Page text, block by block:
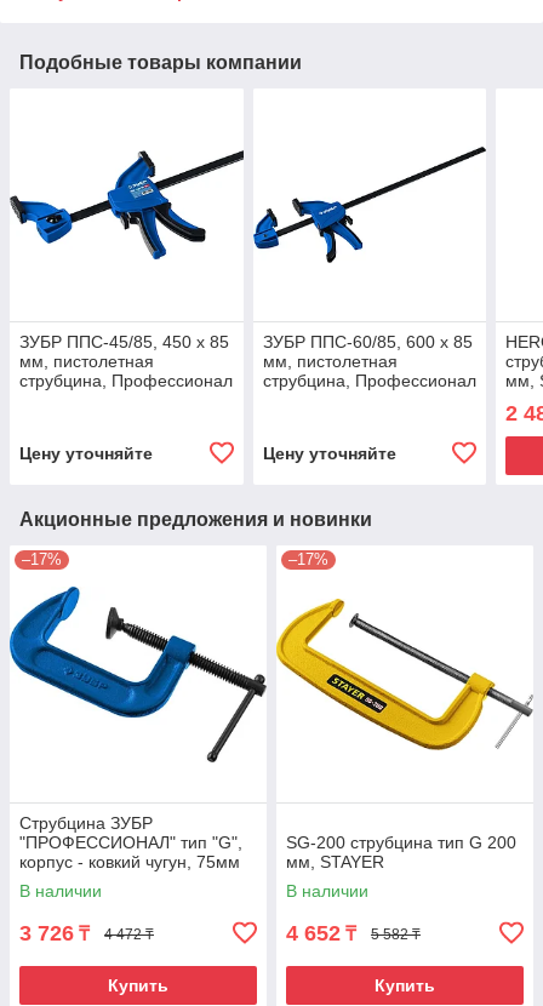
Подобные товары компании
ЗУБР ППС-45/85, 450 х 85
мм, пистолетная
струбцина, Профессионал
Цену уточняйте
ЗУБР ППС-60/85, 600 х 85
мм, пистолетная
струбцина, Профессионал
Цену уточняйте
мм,
2
Акционные предложения и новинки
–17%
Струбцина ЗУБР
"ПРОФЕССИОНАЛ" тип "G",
корпус - ковкий чугун, 75мм
В наличии
3 726 ₸ 4 472 ₸
Купить
–17%
SG-200 струбцина тип G 200
мм, STAYER
В наличии
4 652 ₸ 5 582 ₸
Купить